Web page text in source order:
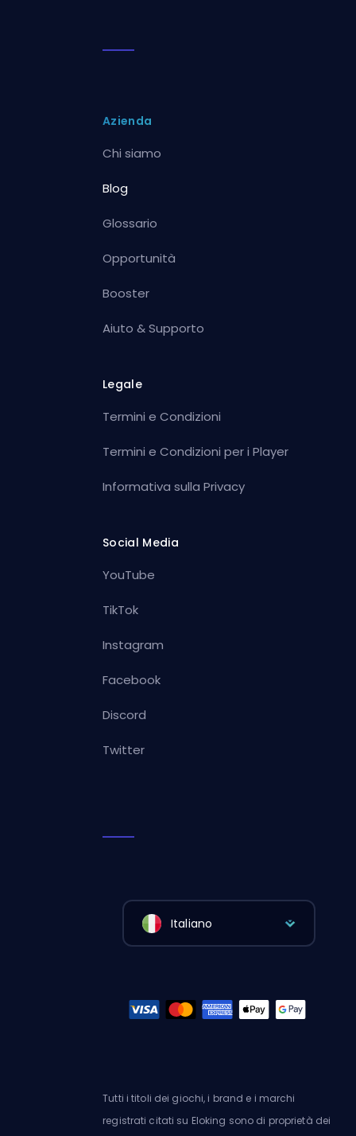
Azienda
Chi siamo
Blog
Glossario
Opportunità
Booster
Aiuto & Supporto
Legale
Termini e Condizioni
Termini e Condizioni per i Player
Informativa sulla Privacy
Social Media
YouTube
TikTok
Instagram
Facebook
Discord
Twitter
Italiano
Tutti i titoli dei giochi, i brand e i marchi
registrati citati su Eloking sono di proprietà dei